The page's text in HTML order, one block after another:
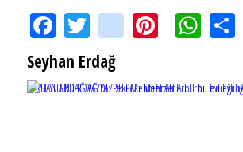
FacebookTwitterinstagramPinterest
Seyhan Erdağ
SEYHAN ERDAĞ YAZDI: Peki Mehmet Ali Erbil bu evliliği